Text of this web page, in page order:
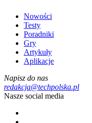
Nowości
Testy
Poradniki
Gry
Artykuły
Aplikacje
Napisz do nas
redakcja@techpolska.pl
Nasze social media